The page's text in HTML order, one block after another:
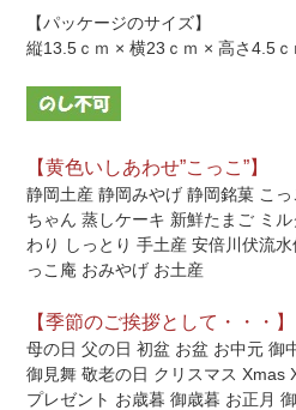
【パッケージのサイズ】
縦13.5ｃｍ × 横23ｃｍ × 高さ4.5ｃ
【黄色いしあわせ”こっこ”】
静岡土産 静岡みやげ 静岡銘菓 こ
ちゃん 蒸しケーキ 新鮮たまご ミ
わり しっとり 手土産 安倍川伏流
っこ庵 おみやげ お土産
【季節のご挨拶として・・・】
母の日 父の日 初盆 お盆 お中元 御
御見舞 敬老の日 クリスマス Xmas
プレゼント お歳暮 御歳暮 お正月